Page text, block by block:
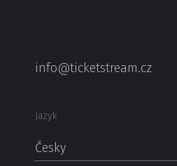
info@ticketstream.cz
Jazyk
Česky